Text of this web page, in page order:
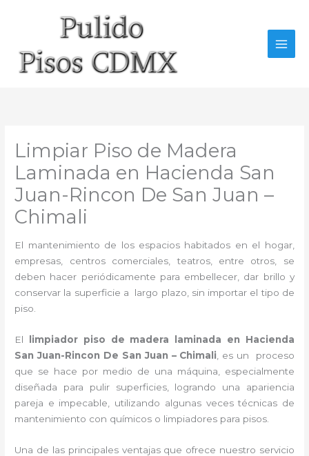
Limpiar Piso de Madera
Laminada en Hacienda San
Juan-Rincon De San Juan –
Chimali
El mantenimiento de los espacios habitados en el hogar,
empresas, centros comerciales, teatros, entre otros, se
deben hacer periódicamente para embellecer, dar brillo y
conservar la superficie a largo plazo, sin importar el tipo de
piso.
El
limpiador piso de madera laminada en Hacienda
San Juan-Rincon De San Juan – Chimali , es un proceso
que se hace por medio de una máquina, especialmente
diseñada para pulir superficies, logrando una apariencia
pareja e impecable, utilizando algunas veces técnicas de
mantenimiento con químicos o limpiadores para pisos.
Una de las principales ventajas que ofrece nuestro servicio